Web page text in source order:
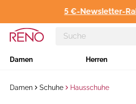
5 €-Newsletter-
Damen Herren
Damen Schuhe Hausschuhe